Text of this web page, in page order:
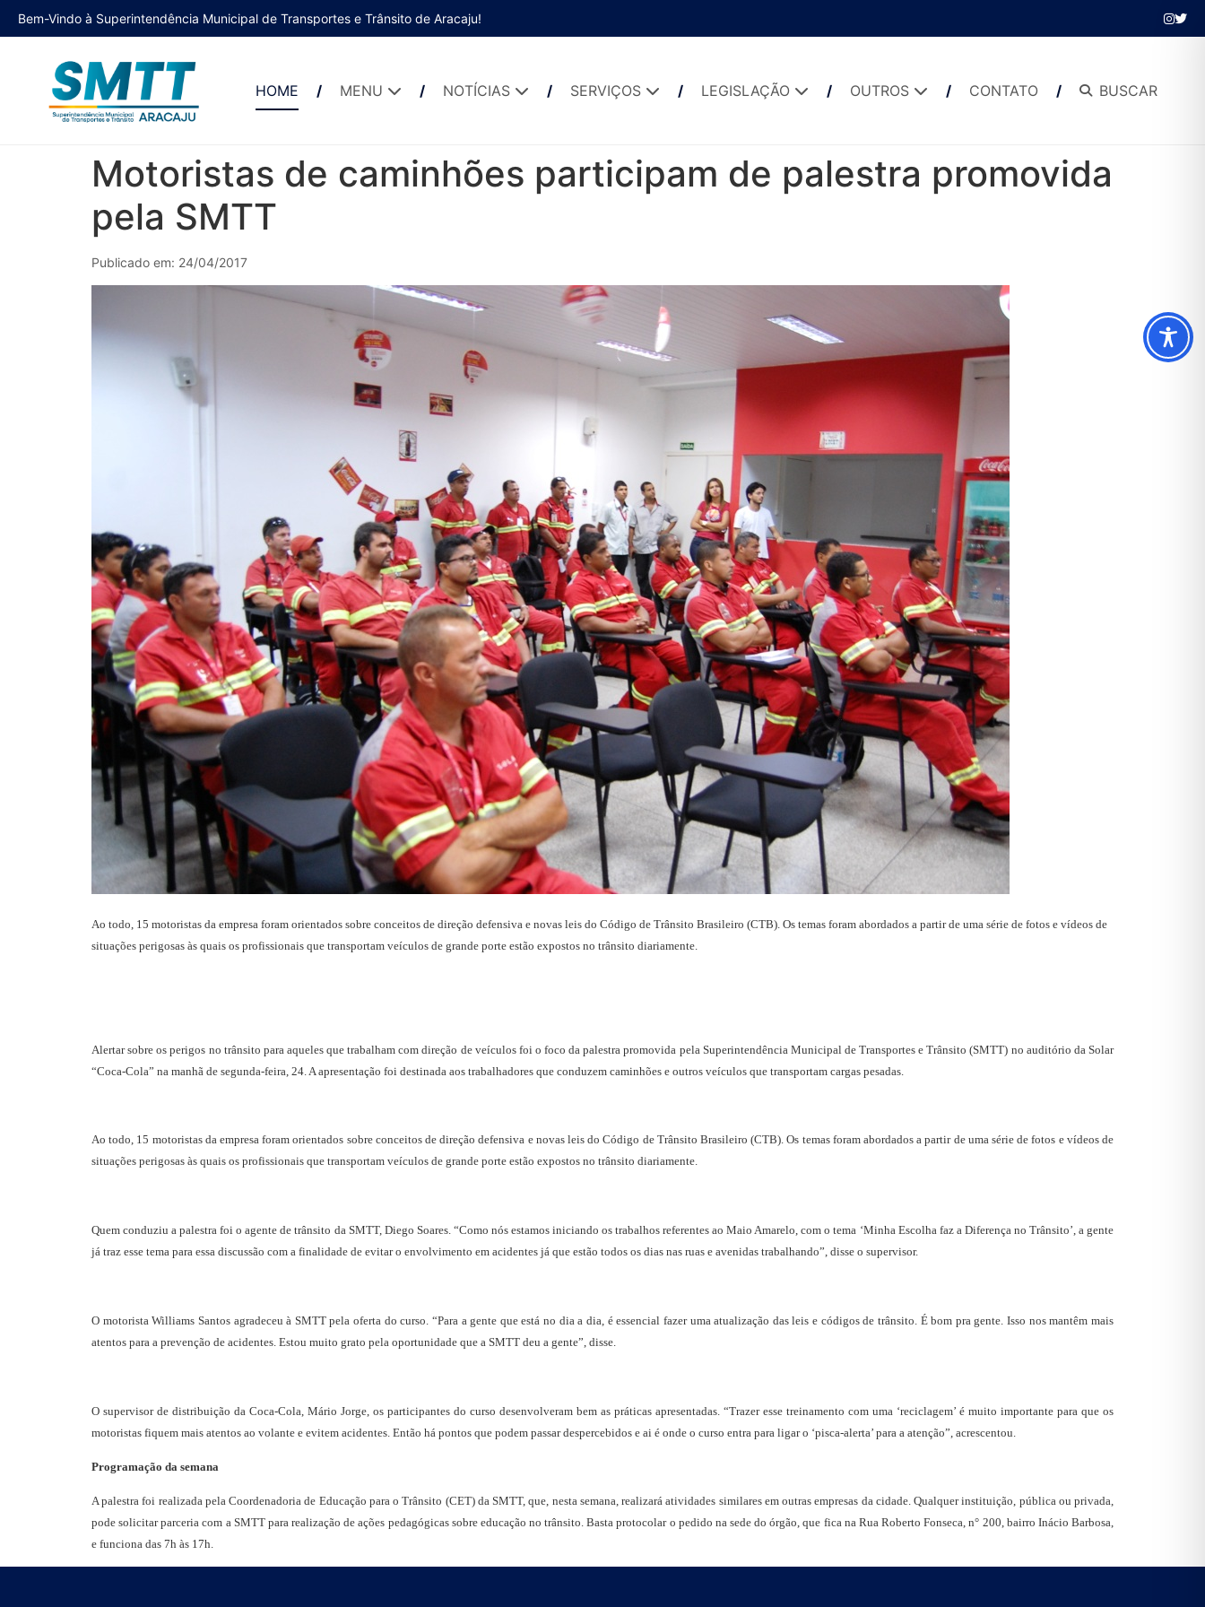
Bem-Vindo à Superintendência Municipal de Transportes e Trânsito de Aracaju!
HOME MENU NOTÍCIAS SERVIÇOS LEGISLAÇÃO OUTROS CONTATO BUSCAR
Motoristas de caminhões participam de palestra promovida
pela SMTT
Publicado em: 24/04/2017
Ao todo, 15 motoristas da empresa foram orientados sobre conceitos de direção defensiva e novas leis do Código de Trânsito Brasileiro (CTB). Os temas foram abordados a partir de uma série de fotos e vídeos de
situações perigosas às quais os profissionais que transportam veículos de grande porte estão expostos no trânsito diariamente.
Alertar sobre os perigos no trânsito para aqueles que trabalham com direção de veículos foi o foco da palestra promovida pela Superintendência Municipal de Transportes e Trânsito (SMTT) no auditório da Solar
“Coca-Cola” na manhã de segunda-feira, 24. A apresentação foi destinada aos trabalhadores que conduzem caminhões e outros veículos que transportam cargas pesadas.
Ao todo, 15 motoristas da empresa foram orientados sobre conceitos de direção defensiva e novas leis do Código de Trânsito Brasileiro (CTB). Os temas foram abordados a partir de uma série de fotos e vídeos de
situações perigosas às quais os profissionais que transportam veículos de grande porte estão expostos no trânsito diariamente.
Quem conduziu a palestra foi o agente de trânsito da SMTT, Diego Soares. “Como nós estamos iniciando os trabalhos referentes ao Maio Amarelo, com o tema ‘Minha Escolha faz a Diferença no Trânsito’, a gente
já traz esse tema para essa discussão com a finalidade de evitar o envolvimento em acidentes já que estão todos os dias nas ruas e avenidas trabalhando”, disse o supervisor.
O motorista Williams Santos agradeceu à SMTT pela oferta do curso. “Para a gente que está no dia a dia, é essencial fazer uma atualização das leis e códigos de trânsito. É bom pra gente. Isso nos mantêm mais
atentos para a prevenção de acidentes. Estou muito grato pela oportunidade que a SMTT deu a gente”, disse.
O supervisor de distribuição da Coca-Cola, Mário Jorge, os participantes do curso desenvolveram bem as práticas apresentadas. “Trazer esse treinamento com uma ‘reciclagem’ é muito importante para que os
motoristas fiquem mais atentos ao volante e evitem acidentes. Então há pontos que podem passar despercebidos e ai é onde o curso entra para ligar o ‘pisca-alerta’ para a atenção”, acrescentou.
Programação da semana
A palestra foi realizada pela Coordenadoria de Educação para o Trânsito (CET) da SMTT, que, nesta semana, realizará atividades similares em outras empresas da cidade. Qualquer instituição, pública ou privada,
pode solicitar parceria com a SMTT para realização de ações pedagógicas sobre educação no trânsito. Basta protocolar o pedido na sede do órgão, que fica na Rua Roberto Fonseca, n° 200, bairro Inácio Barbosa,
e funciona das 7h às 17h.